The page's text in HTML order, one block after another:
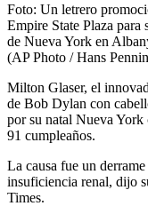
Foto: Un letrero
Empire State Plaza
de Nueva York en
(AP Photo / Hans
Milton Glaser, el
de Bob Dylan con
por su natal Nueva
91 cumpleaños.
La causa fue un
insuficiencia renal, dijo
Times.